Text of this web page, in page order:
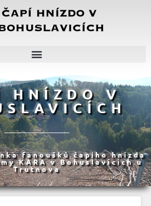
HNÍZDO V
fanoušků čapího hnízda
KARA v Bohuslavicích u
Trutnova